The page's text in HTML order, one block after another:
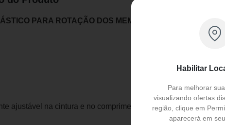
Habilitar
Para melhorar
visualizando ofertas
região, clique em
aparecerá em
PARA ROTAÇÃO DOS MEMBROS INFERIORES -
ajustável na cintura e no comprimento.